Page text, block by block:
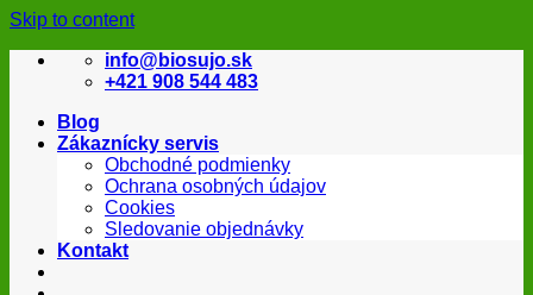
Skip to content
info@biosujo.sk
+421 908 544 483
Blog
Zákaznícky servis
Obchodné podmienky
Ochrana osobných údajov
Cookies
Sledovanie objednávky
Kontakt